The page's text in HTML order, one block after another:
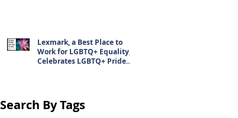
Lexmark, a Best Place to
Work for LGBTQ+ Equality,
Celebrates LGBTQ+ Pride
Search By Tags